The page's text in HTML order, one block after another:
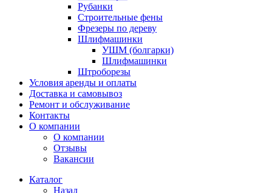
Рубанки
Строительные фены
Фрезеры по дереву
Шлифмашинки
УШМ (болгарки)
Шлифмашинки
Штроборезы
Условия аренды и оплаты
Доставка и самовывоз
Ремонт и обслуживание
Контакты
О компании
О компании
Отзывы
Вакансии
Каталог
Назад